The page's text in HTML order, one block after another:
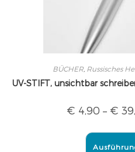
BÜCHER, Russisches
UV-STIFT, unsichtbar
€ 4,90 – €